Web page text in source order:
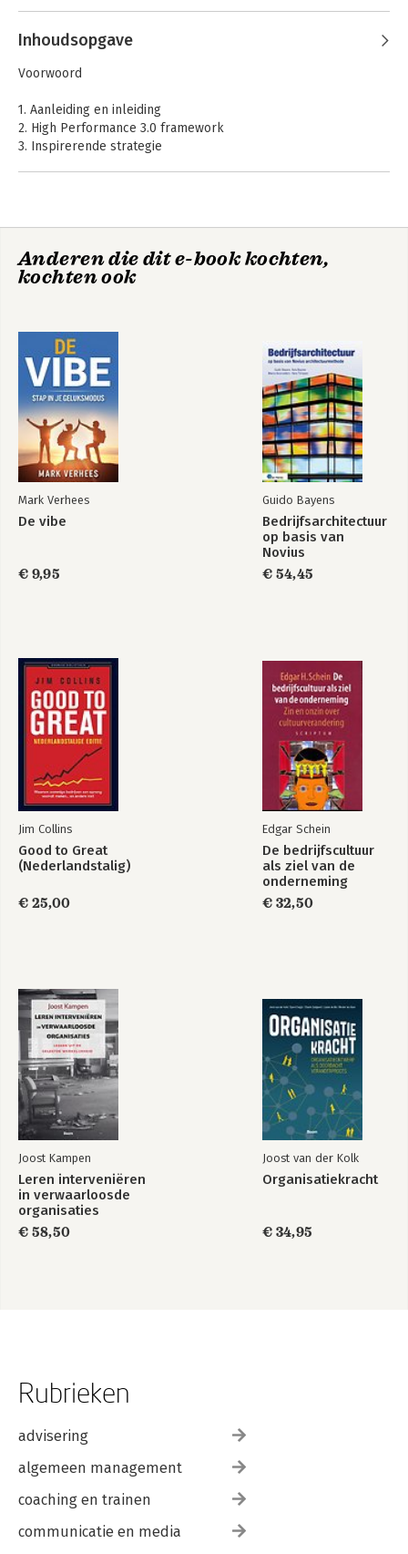
Andere boeken door Peter
Stoppelenburg
High Performance
3.0
De essentie van
Bekijk alle boeken
Inhoudsopgave
Voorwoord
1. Aanleiding en inleiding
2. High Performance 3.0 framework
3. Inspirerende strategie
9. Vloeiende processen
10. Performancecultuur
Over de auteurs
Dankwoord
Geraadpleegde bronnen
Anderen die dit e-book kochten,
kochten ook
Mark Verhees
De vibe
€ 9,95
Guido Bayens
Bedrijfsarchitectuur
op basis van
Novius
€ 54,45
Jim Collins
Good to Great
(Nederlandstalig)
€ 25,00
Edgar Schein
De bedrijfscultuur
als ziel van de
onderneming
€ 32,50
Joost Kampen
Leren interveniëren
in verwaarloosde
organisaties
€ 58,50
Joost van der Kolk
Organisatiekracht
€ 34,95
Rubrieken
advisering
algemeen management
coaching en trainen
communicatie en media